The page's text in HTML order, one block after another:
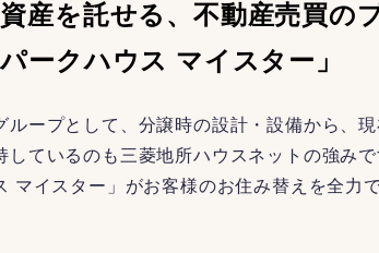
産を託せる、不動産売買の
パークハウス マイスター」
ループとして、分譲時の設計・設備から、
しているのも三菱地所ハウスネットの強み
マイスター」がお客様のお住み替えを全力